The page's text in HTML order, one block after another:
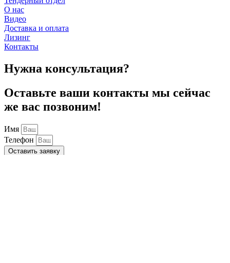
О нас
Видео
Доставка и оплата
Лизинг
Контакты
Нужна консультация?
Оставьте ваши контакты мы сейчас
же вас позвоним!
Имя
Телефон
Оставить заявку